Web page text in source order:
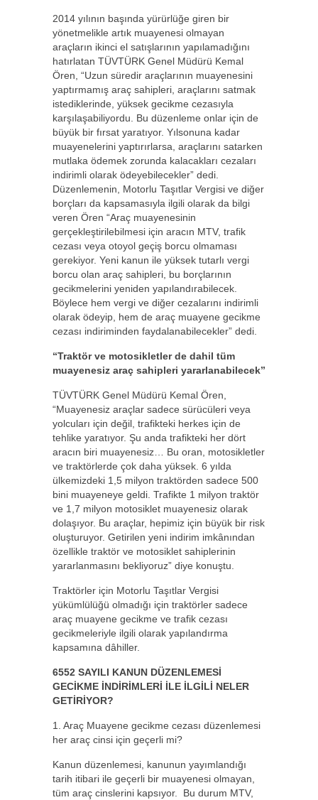
2014 yılının başında yürürlüğe giren bir
yönetmelikle artık muayenesi olmayan
araçların ikinci el satışlarının yapılamadığını
hatırlatan TÜVTÜRK Genel Müdürü Kemal
Ören, “Uzun süredir araçlarının muayenesini
yaptırmamış araç sahipleri, araçlarını satmak
istediklerinde, yüksek gecikme cezasıyla
karşılaşabiliyordu. Bu düzenleme onlar için de
büyük bir fırsat yaratıyor. Yılsonuna kadar
muayenelerini yaptırırlarsa, araçlarını satarken
mutlaka ödemek zorunda kalacakları cezaları
indirimli olarak ödeyebilecekler” dedi.
Düzenlemenin, Motorlu Taşıtlar Vergisi ve diğer
borçları da kapsamasıyla ilgili olarak da bilgi
veren Ören “Araç muayenesinin
gerçekleştirilebilmesi için aracın MTV, trafik
cezası veya otoyol geçiş borcu olmaması
gerekiyor. Yeni kanun ile yüksek tutarlı vergi
borcu olan araç sahipleri, bu borçlarının
gecikmelerini yeniden yapılandırabilecek.
Böylece hem vergi ve diğer cezalarını indirimli
olarak ödeyip, hem de araç muayene gecikme
cezası indiriminden faydalanabilecekler” dedi.
“Traktör ve motosikletler de dahil tüm
muayenesiz araç sahipleri yararlanabilecek”
TÜVTÜRK Genel Müdürü Kemal Ören,
“Muayenesiz araçlar sadece sürücüleri veya
yolcuları için değil, trafikteki herkes için de
tehlike yaratıyor. Şu anda trafikteki her dört
aracın biri muayenesiz… Bu oran, motosikletler
ve traktörlerde çok daha yüksek. 6 yılda
ülkemizdeki 1,5 milyon traktörden sadece 500
bini muayeneye geldi. Trafikte 1 milyon traktör
ve 1,7 milyon motosiklet muayenesiz olarak
dolaşıyor. Bu araçlar, hepimiz için büyük bir risk
oluşturuyor. Getirilen yeni indirim imkânından
özellikle traktör ve motosiklet sahiplerinin
yararlanmasını bekliyoruz” diye konuştu.
Traktörler için Motorlu Taşıtlar Vergisi
yükümlülüğü olmadığı için traktörler sadece
araç muayene gecikme ve trafik cezası
gecikmeleriyle ilgili olarak yapılandırma
kapsamına dâhiller.
6552 SAYILI KANUN DÜZENLEMESİ
GECİKME İNDİRİMLERİ İLE İLGİLİ NELER
GETİRİYOR?
1. Araç Muayene gecikme cezası düzenlemesi
her araç cinsi için geçerli mi?
Kanun düzenlemesi, kanunun yayımlandığı
tarih itibari ile geçerli bir muayenesi olmayan,
tüm araç cinslerini kapsıyor. Bu durum MTV,